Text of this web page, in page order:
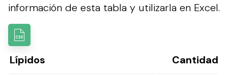
información de esta tabla y utilizarla en Excel.
Lípidos
Cantidad